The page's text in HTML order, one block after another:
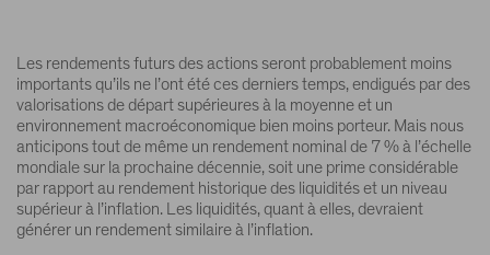
Les rendements futurs des actions seront probablement moins
importants qu’ils ne l’ont été ces derniers temps, endigués par des
valorisations de départ supérieures à la moyenne et un
environnement macroéconomique bien moins porteur. Mais nous
anticipons tout de même un rendement nominal de 7 % à l’échelle
mondiale sur la prochaine décennie, soit une prime considérable
par rapport au rendement historique des liquidités et un niveau
supérieur à l’inflation. Les liquidités, quant à elles, devraient
générer un rendement similaire à l’inflation.